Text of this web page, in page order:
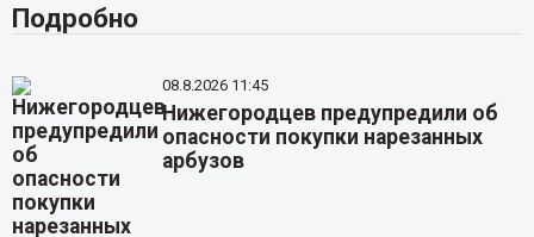
Подробно
08.8.2026 11:45
Нижегородцев предупредили об
опасности покупки нарезанных
арбузов